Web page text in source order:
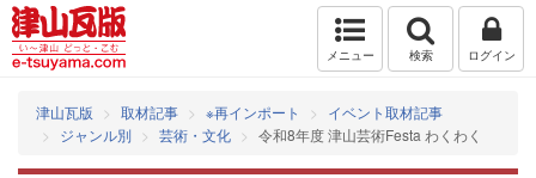
メニュー 検索 ログイン
津山瓦版 取材記事 ※再インポート
イベント取材記事
ジャンル別
芸術・文化 令和8年度 津山芸術Festa わくわく